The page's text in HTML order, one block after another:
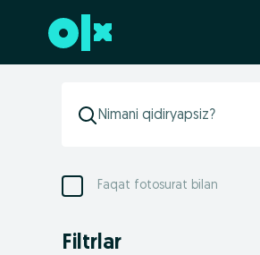
Futerga oʻtish
Faqat fotosurat bilan
Filtrlar